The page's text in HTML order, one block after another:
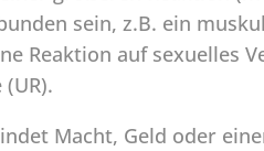
sein, z.B. ein
Reaktion auf sexuelles
Macht, Geld oder